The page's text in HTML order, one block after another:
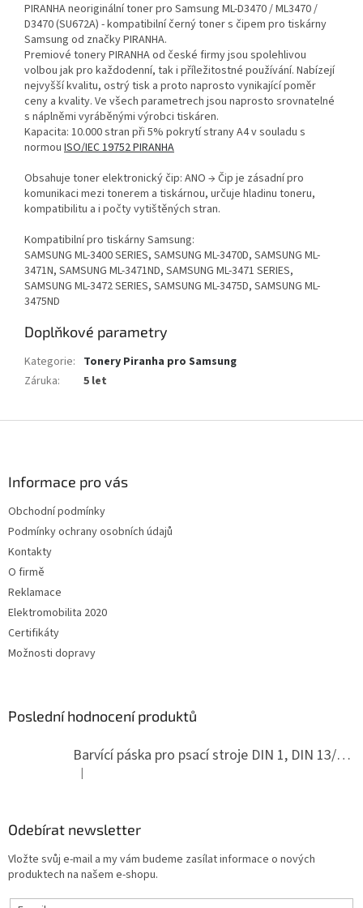
PIRANHA neoriginální toner pro Samsung ML-D3470 / ML3470 /
D3470 (SU672A) - kompatibilní černý toner s čipem pro tiskárny
Samsung od značky PIRANHA.
Premiové tonery PIRANHA od české firmy jsou spolehlivou
volbou jak pro každodenní, tak i příležitostné používání. Nabízejí
nejvyšší kvalitu, ostrý tisk a proto naprosto vynikající poměr
ceny a kvality. Ve všech parametrech jsou naprosto srovnatelné
s náplněmi vyráběnými výrobci tiskáren.
Kapacita: 10.000 stran při 5% pokrytí strany A4 v souladu s
normou ISO/IEC 19752 PIRANHA
Obsahuje toner elektronický čip: ANO → Čip je zásadní pro
komunikaci mezi tonerem a tiskárnou, určuje hladinu toneru,
kompatibilitu a i počty vytištěných stran.
Kompatibilní pro tiskárny Samsung:
SAMSUNG ML-3400 SERIES, SAMSUNG ML-3470D, SAMSUNG ML-
3471N, SAMSUNG ML-3471ND, SAMSUNG ML-3471 SERIES,
SAMSUNG ML-3472 SERIES, SAMSUNG ML-3475D, SAMSUNG ML-
3475ND
Doplňkové parametry
Kategorie: Tonery Piranha pro Samsung
Záruka: 5 let
Informace pro vás
Obchodní podmínky
Podmínky ochrany osobních údajů
Kontakty
O firmě
Reklamace
Elektromobilita 2020
Certifikáty
Možnosti dopravy
Poslední hodnocení produktů
Barvící páska pro psací stroje DIN 1, DIN 13/10, LAND, PA červenočerná
Hodnocení produktu je 5 z 5 hvězdiček.
|
Odebírat newsletter
Vložte svůj e-mail a my vám budeme zasílat informace o nových
produktech na našem e-shopu.